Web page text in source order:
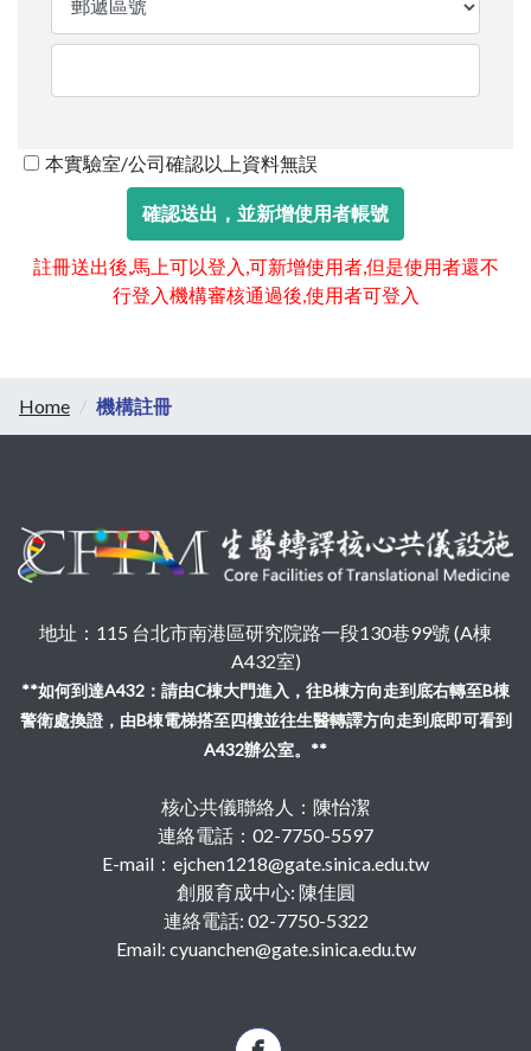
本實驗室/公司確認以上資料無誤
註冊送出後,馬上可以登入,可新增使用者,但是使用者還不
行登入機構審核通過後,使用者可登入
Home 機構註冊
地址：115 台北市南港區研究院路一段130巷99號 (A棟
A432室)
**如何到達A432：請由C棟大門進入，往B棟方向走到底右轉至B棟
警衛處換證，由B棟電梯搭至四樓並往生醫轉譯方向走到底即可看到
A432辦公室。**
核心共儀聯絡人：陳怡潔
連絡電話：02-7750-5597
E-mail：ejchen1218@gate.sinica.edu.tw
創服育成中心: 陳佳圓
連絡電話: 02-7750-5322
Email: cyuanchen@gate.sinica.edu.tw